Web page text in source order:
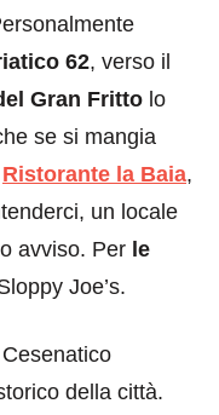
62, verso il
Gran Fritto lo
se si mangia
Ristorante la Baia,
un locale
avviso. Per le
Joe’s.
della città.